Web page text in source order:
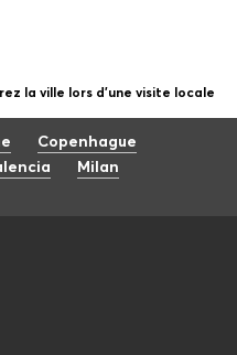
la ville lors d'une visite locale
Copenhague
Milan